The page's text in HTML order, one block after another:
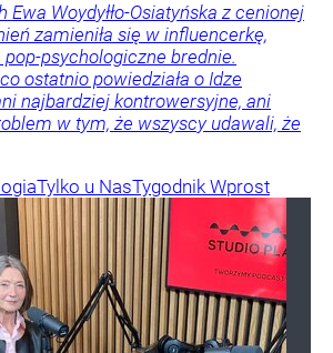
Woydyłło-Osiatyńska z cenionej
zamieniła się w influencerkę,
pop-psychologiczne brednie.
ostatnio powiedziała o Idze
najbardziej kontrowersyjne, ani
w tym, że wszyscy udawali, że
Tylko u NasTygodnik Wprost